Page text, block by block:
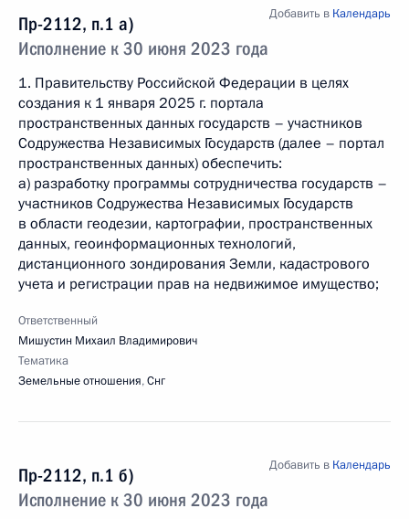
Пр-2112, п.1 а)
Исполнение к 30 июня 2023 года
Добавить в Календарь
1. Правительству Российской Федерации в целях
создания к 1 января 2025 г. портала
пространственных данных государств – участников
Содружества Независимых Государств (далее – портал
пространственных данных) обеспечить:
а) разработку программы сотрудничества государств –
участников Содружества Независимых Государств
в области геодезии, картографии, пространственных
данных, геоинформационных технологий,
дистанционного зондирования Земли, кадастрового
учета и регистрации прав на недвижимое имущество;
Ответственный
Мишустин Михаил Владимирович
Тематика
Земельные отношения,Снг
Пр-2112, п.1 б)
Исполнение к 30 июня 2023 года
Добавить в Календарь